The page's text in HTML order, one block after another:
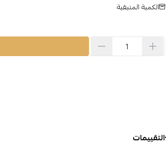
الكمية المتبقية
التقييمات